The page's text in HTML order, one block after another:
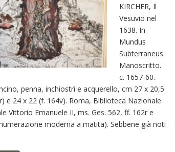
KIRCHER, Il
Vesuvio nel
1638. In
Mundus
Subterraneus.
Manoscritto.
c. 1657-60.
penna, inchiostri e acquerello, cm 27 x 20,5
e 24 x 22 (f. 164v). Roma, Biblioteca Nazionale
Vittorio Emanuele II, ms. Ges. 562, ff. 162r e
moderna a matita). Sebbene già noti